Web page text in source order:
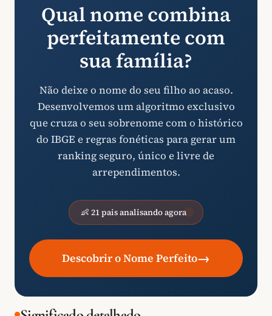
Qual nome combina
perfeitamente com
sua família?
Não deixe o nome do seu filho ao acaso.
Desenvolvemos um algoritmo exclusivo
que cruza o seu sobrenome com o histórico
do IBGE e regras fonéticas para gerar um
ranking seguro, único e livre de
arrependimentos.
👶 21 pais analisando agora
Descobrir o Nome Perfeito→